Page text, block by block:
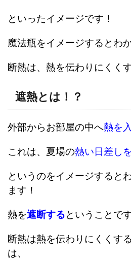
といったイメージです！
魔法瓶をイメージするとわ
断熱は、熱を伝わりにくく
遮熱とは！？
外部からお部屋の中へ熱を
これは、夏場の熱い日差し
というのをイメージすると
ます！
熱を遮断するということで
断熱は熱を伝わりにくくす
は、